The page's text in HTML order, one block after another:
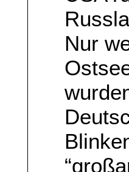
Nur